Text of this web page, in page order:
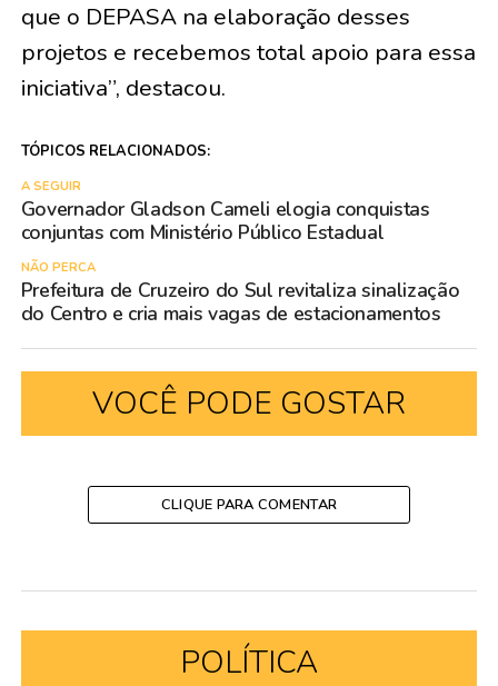
que o DEPASA na elaboração desses
projetos e recebemos total apoio para essa
iniciativa”, destacou.
TÓPICOS RELACIONADOS:
A SEGUIR
Governador Gladson Cameli elogia conquistas
conjuntas com Ministério Público Estadual
NÃO PERCA
Prefeitura de Cruzeiro do Sul revitaliza sinalização
do Centro e cria mais vagas de estacionamentos
VOCÊ PODE GOSTAR
CLIQUE PARA COMENTAR
POLÍTICA